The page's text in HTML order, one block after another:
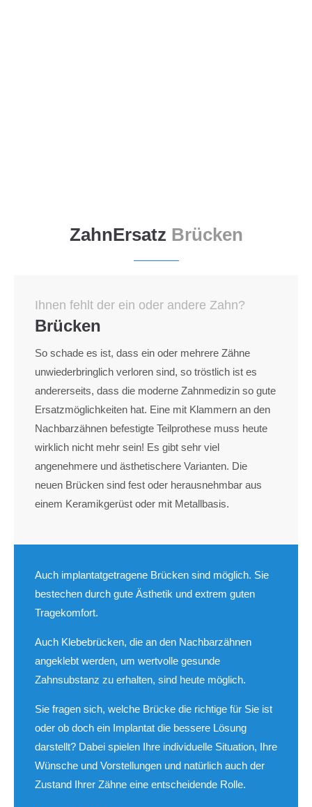
ZahnErsatz Brücken
Ihnen fehlt der ein oder andere Zahn?
Brücken
So schade es ist, dass ein oder mehrere Zähne
unwiederbringlich verloren sind, so tröstlich ist es
andererseits, dass die moderne Zahnmedizin so gute
Ersatzmöglichkeiten hat. Eine mit Klammern an den
Nachbarzähnen befestigte Teilprothese muss heute
wirklich nicht mehr sein! Es gibt sehr viel
angenehmere und ästhetischere Varianten. Die
neuen Brücken sind fest oder herausnehmbar aus
einem Keramikgerüst oder mit Metallbasis.
Auch implantatgetragene Brücken sind möglich. Sie
bestechen durch gute Ästhetik und extrem guten
Tragekomfort.
Auch Klebebrücken, die an den Nachbarzähnen
angeklebt werden, um wertvolle gesunde
Zahnsubstanz zu erhalten, sind heute möglich.
Sie fragen sich, welche Brücke die richtige für Sie ist
oder ob doch ein Implantat die bessere Lösung
darstellt? Dabei spielen Ihre individuelle Situation, Ihre
Wünsche und Vorstellungen und natürlich auch der
Zustand Ihrer Zähne eine entscheidende Rolle.